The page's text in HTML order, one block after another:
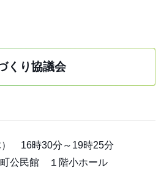
くり協議会
16時30分～19時25分
公民館 １階小ホール